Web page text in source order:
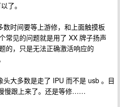
了。
时间要等上游修，和上面触摸板
常见的问题就是用了 XX 牌子扬声
的，只是无法正确激活响应的
大多数是走了 IPU 而不是 usb 。目
慢跟上来了。还是等修……